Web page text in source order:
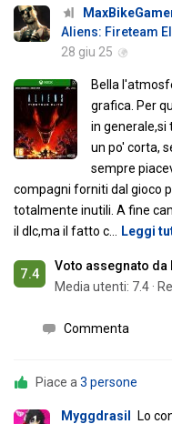
Aliens: Fireteam
28 giu 25
Bella
grafica. Per
in generale,si
un po' corta,
sempre
compagni forniti dal gioco
totalmente inutili. A fine
il dlc,ma il fatto c
Leggi
7.4
Voto assegnato da
Media utenti: 7.4 ·
Commenta
Piace a 3 persone
Myggdrasil Lo